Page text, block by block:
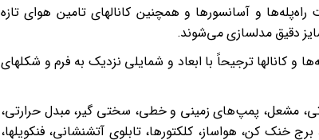
و آسانسورها و همچنین کانالهای تامین هوای تازه
دقیق مدلسازی می‌شوند.
و کانالها ترجیحاً با ابعاد و شمایلی نزدیک به فرم و شکلهای
مشعل، پمپ‌های زمینی و خطی، سختی گیر، مبدل حرارتی،
خنک کن، هواساز، کلکتورها، تابلوی آتشنشانی، فنکویلها،